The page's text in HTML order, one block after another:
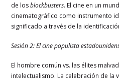
de losblockbusters. El cine en un
cinematográfico como instrumento
significado a través de la
Sesión 2: El cine populista
El hombre común vs. las élites
intelectualismo. La celebración de la